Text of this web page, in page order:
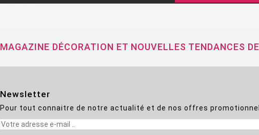
MAGAZINE DÉCORATION ET NOUVELLES TENDANCES
Newsletter
Pour tout connaitre de notre actualité et de nos offres